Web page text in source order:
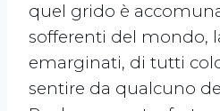
quel grido è
sofferenti del mondo,
emarginati, di tutti
sentire da qualcuno